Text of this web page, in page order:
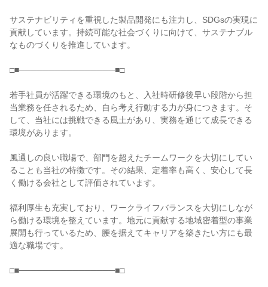
サステナビリティを重視した製品開発にも注力し、SDGsの実現に
貢献しています。持続可能な社会づくりに向けて、サステナブル
なものづくりを推進しています。
□■────────────────■□
若手社員が活躍できる環境のもと、入社時研修後早い段階から担
当業務を任されるため、自ら考え行動する力が身につきます。そ
して、当社には挑戦できる風土があり、実務を通じて成長できる
環境があります。
風通しの良い職場で、部門を超えたチームワークを大切にしてい
ることも当社の特徴です。その結果、定着率も高く、安心して長
く働ける会社として評価されています。
福利厚生も充実しており、ワークライフバランスを大切にしなが
ら働ける環境を整えています。地元に貢献する地域密着型の事業
展開も行っているため、腰を据えてキャリアを築きたい方にも最
適な職場です。
□■────────────────■□